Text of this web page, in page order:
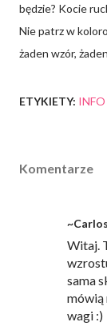
będzie? Kocie
Nie patrz w
żaden wzór,
ETYKIETY: INFO
Komentarze
~Carlos
Witaj.
sama
mówią
wagi :)